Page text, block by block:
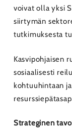
voivat olla yksi
siirtymän
tutkimuksesta
Kasvipohjaisen
sosiaalisesti
kohtuuhintaan
Strateginen